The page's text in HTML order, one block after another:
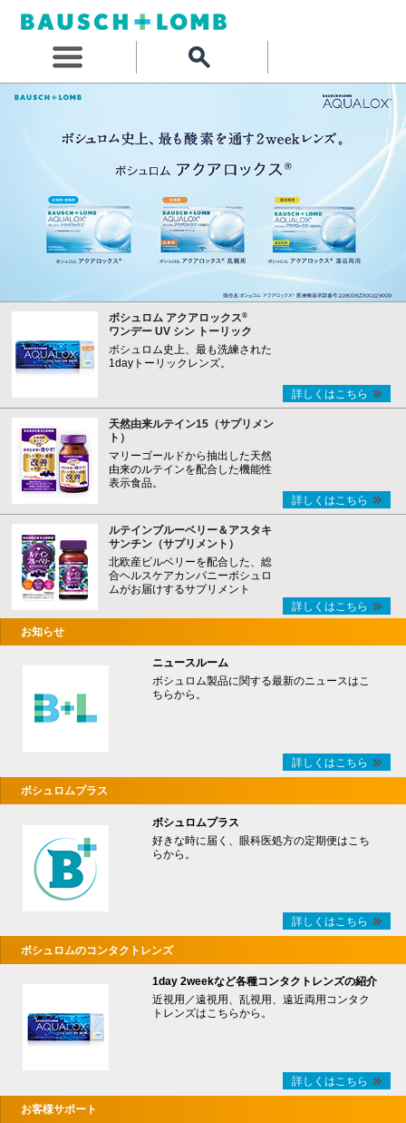
ボシュロム アクアロックス®
ワンデー UV シン トーリック
ボシュロム史上、最も洗練された
1dayトーリックレンズ。
詳しくはこちら
天然由来ルテイン15（サプリメン
ト）
マリーゴールドから抽出した天然
由来のルテインを配合した機能性
表示食品。
詳しくはこちら
ルテインブルーベリー＆アスタキ
サンチン（サプリメント）
北欧産ビルベリーを配合した、総
合ヘルスケアカンパニーボシュロ
ムがお届けするサプリメント
詳しくはこちら
お知らせ
ニュースルーム
ボシュロム製品に関する最新のニュースはこ
ちらから。
詳しくはこちら
ボシュロムプラス
ボシュロムプラス
好きな時に届く、眼科医処方の定期便はこち
らから。
詳しくはこちら
ボシュロムのコンタクトレンズ
1day 2weekなど各種コンタクトレンズの紹介
近視用／遠視用、乱視用、遠近両用コンタク
トレンズはこちらから。
詳しくはこちら
お客様サポート